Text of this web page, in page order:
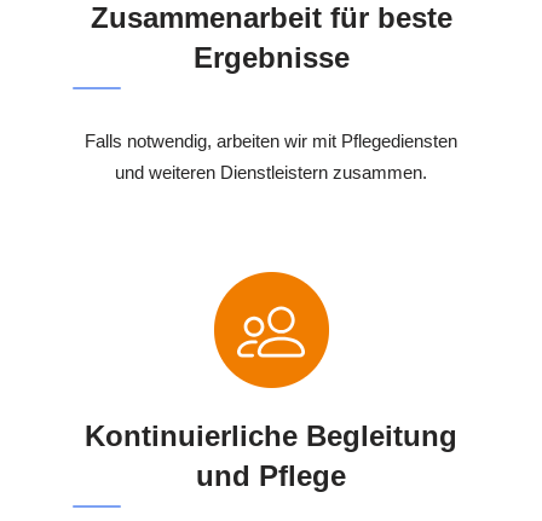
Zusammenarbeit für beste
Ergebnisse
Falls notwendig, arbeiten wir mit Pflegediensten
und weiteren Dienstleistern zusammen.
Kontinuierliche Begleitung
und Pflege